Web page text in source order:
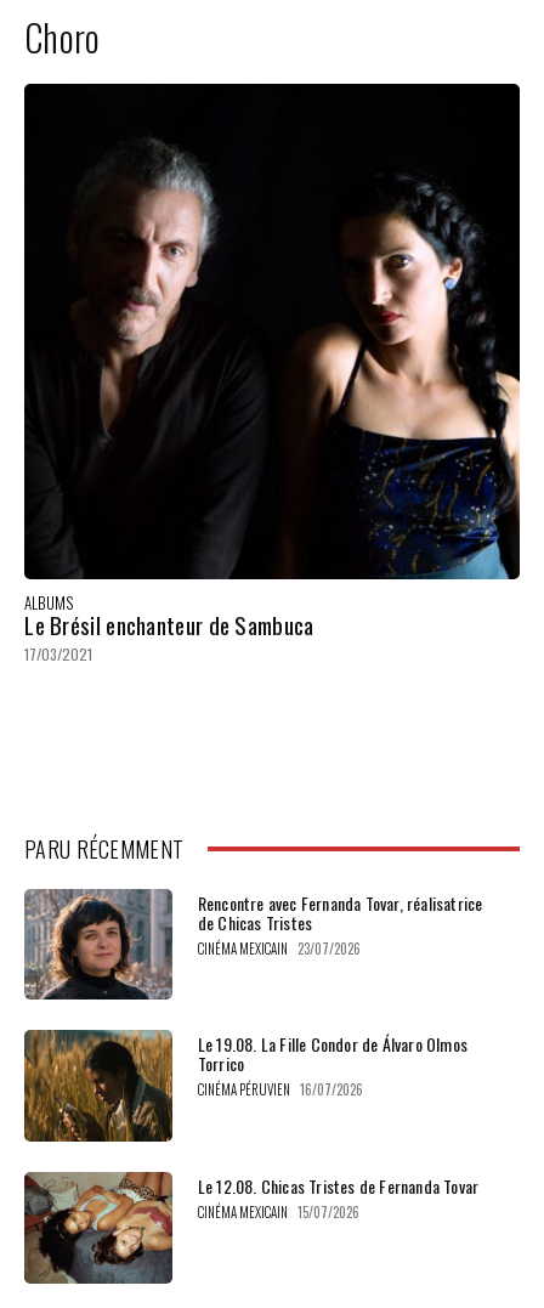
Choro
ALBUMS
Le Brésil enchanteur de Sambuca
17/03/2021
PARU RÉCEMMENT
Rencontre avec Fernanda Tovar, réalisatrice
de Chicas Tristes
CINÉMA MEXICAIN 23/07/2026
Le 19.08. La Fille Condor de Álvaro Olmos
Torrico
CINÉMA PÉRUVIEN 16/07/2026
Le 12.08. Chicas Tristes de Fernanda Tovar
CINÉMA MEXICAIN 15/07/2026